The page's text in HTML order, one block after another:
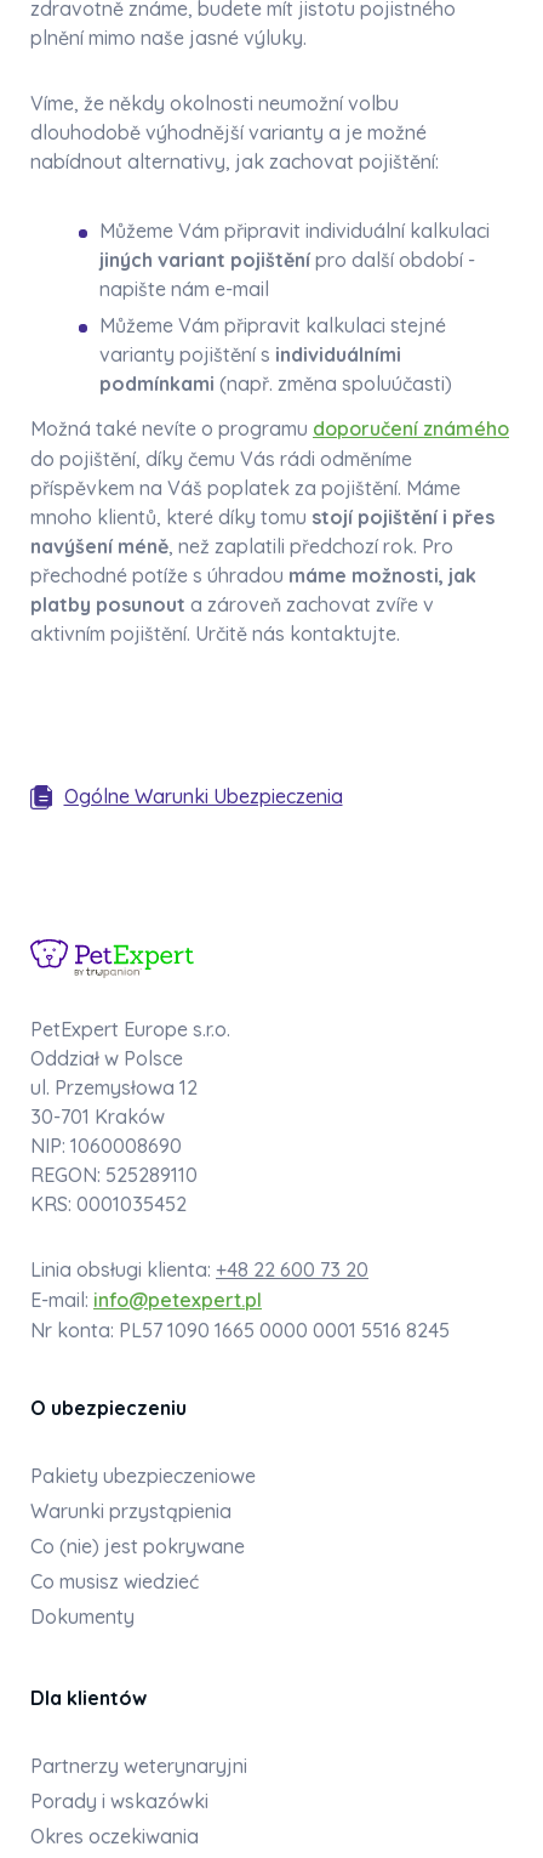
zdravotně známe, budete mít jistotu pojistného
plnění mimo naše jasné výluky.
Víme, že někdy okolnosti neumožní volbu
dlouhodobě výhodnější varianty a je možné
nabídnout alternativy, jak zachovat pojištění:
Můžeme Vám připravit individuální kalkulaci
jiných variant pojištění pro další období -
napište nám e-mail
Můžeme Vám připravit kalkulaci stejné
varianty pojištění s individuálními
podmínkami (např. změna spoluúčasti)
Možná také nevíte o programu doporučení známého
do pojištění, díky čemu Vás rádi odměníme
příspěvkem na Váš poplatek za pojištění. Máme
mnoho klientů, které díky tomu stojí pojištění i přes
navýšení méně, než zaplatili předchozí rok. Pro
přechodné potíže s úhradou máme možnosti, jak
platby posunout a zároveň zachovat zvíře v
aktivním pojištění. Určitě nás kontaktujte.
Ogólne Warunki Ubezpieczenia
PetExpert Europe s.r.o.
Oddział w Polsce
ul. Przemysłowa 12
30-701 Kraków
NIP: 1060008690
REGON: 525289110
KRS: 0001035452
Linia obsługi klienta: +48 22 600 73 20
E-mail: info@petexpert.pl
Nr konta: PL57 1090 1665 0000 0001 5516 8245
O ubezpieczeniu
Pakiety ubezpieczeniowe
Warunki przystąpienia
Co (nie) jest pokrywane
Co musisz wiedzieć
Dokumenty
Dla klientów
Partnerzy weterynaryjni
Porady i wskazówki
Okres oczekiwania